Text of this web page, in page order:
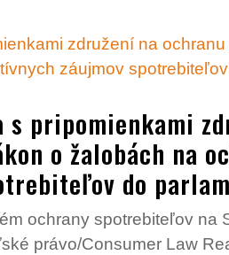
pripomienkami
o žalobách na
do
ochrany spotrebiteľov na
právo/Consumer Law